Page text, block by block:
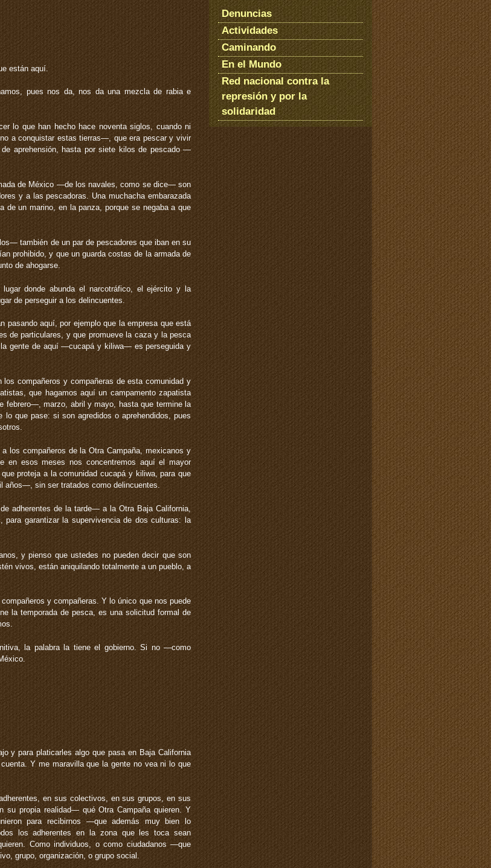
están aquí.
pues nos da, nos da una mezcla de rabia e
lo que han hecho hace noventa siglos, cuando ni
a conquistar estas tierras—, que era pescar y vivir
aprehensión, hasta por siete kilos de pescado —
de México —de los navales, como se dice— son
y a las pescadoras. Una muchacha embarazada
de un marino, en la panza, porque se negaba a que
también de un par de pescadores que iban en su
prohibido, y que un guarda costas de la armada de
de ahogarse.
donde abunda el narcotráfico, el ejército y la
de perseguir a los delincuentes.
pasando aquí, por ejemplo que la empresa que está
de particulares, y que promueve la caza y la pesca
gente de aquí —cucapá y kiliwa— es perseguida y
compañeros y compañeras de esta comunidad y
que hagamos aquí un campamento zapatista
febrero—, marzo, abril y mayo, hasta que termine la
que pase: si son agredidos o aprehendidos, pues
los compañeros de la Otra Campaña, mexicanos y
en esos meses nos concentremos aquí el mayor
proteja a la comunidad cucapá y kiliwa, para que
años—, sin ser tratados como delincuentes.
adherentes de la tarde— a la Otra Baja California,
garantizar la supervivencia de dos culturas: la
y pienso que ustedes no pueden decir que son
vivos, están aniquilando totalmente a un pueblo, a
y compañeras. Y lo único que nos puede
la temporada de pesca, es una solicitud formal de
la palabra la tiene el gobierno. Si no —como
y para platicarles algo que pasa en Baja California
Y me maravilla que la gente no vea ni lo que
en sus colectivos, en sus grupos, en sus
propia realidad— qué Otra Campaña quieren. Y
para recibirnos —que además muy bien lo
los adherentes en la zona que les toca sean
Como individuos, o como ciudadanos —que
grupo, organización, o grupo social.
Denuncias
Actividades
Caminando
En el Mundo
Red nacional contra la
represión y por la
solidaridad